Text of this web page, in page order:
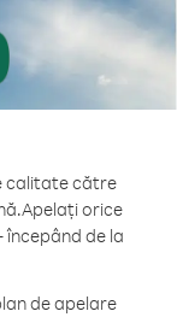
calitate către
Apelați orice
începând de la
de apelare